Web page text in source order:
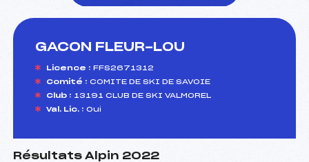
GACON FLEUR-LOU
Licence : FFS2671312
Comité : COMITE DE SKI DE SAVOIE
Club : 13191 CLUB DE SKI VALMOREL
Val. Lic. : Oui
Résultats Alpin 2022